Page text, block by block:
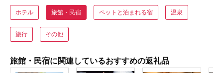
ホテル 旅館・民宿 ペットと泊まれる宿 温泉
旅行 その他
旅館・民宿に関連しているおすすめの返礼品